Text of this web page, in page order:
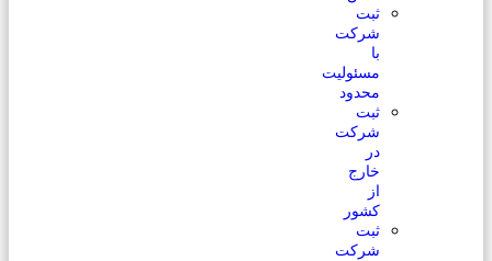
ثبت
شرکت
با
مسئولیت
محدود
ثبت
شرکت
در
خارج
از
کشور
ثبت
شرکت